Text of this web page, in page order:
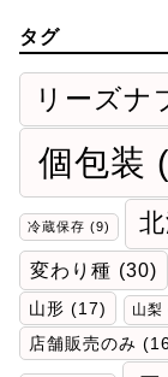
タグ
リーズナ
個包装
冷蔵保存 (9)
変わり種 (30)
山形 (17) 山梨
店舗販売のみ